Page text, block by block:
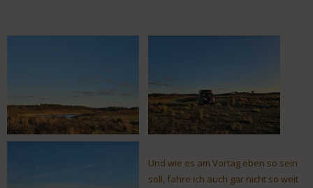
Und wie es am Vortag eben so sein
soll, fahre ich auch gar nicht so weit